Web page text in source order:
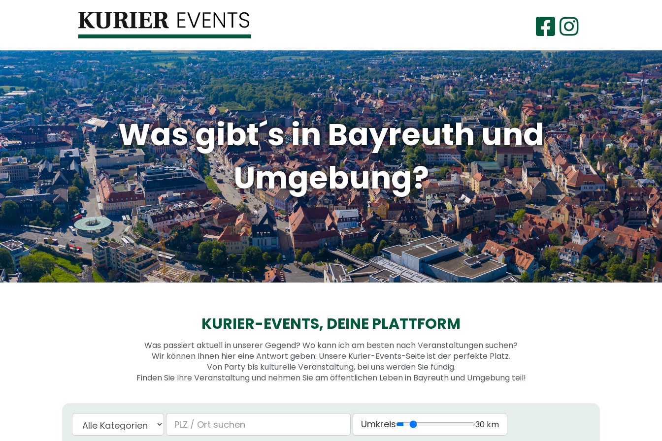
Was gibt´s in Bayreuth und
Umgebung?
KURIER-EVENTS, DEINE PLATTFORM
Was passiert aktuell in unserer Gegend? Wo kann ich am besten nach Veranstaltungen suchen?
Wir können Ihnen hier eine Antwort geben: Unsere Kurier-Events-Seite ist der perfekte Platz.
Von Party bis kulturelle Veranstaltung, bei uns werden Sie fündig.
Finden Sie Ihre Veranstaltung und nehmen Sie am öffentlichen Leben in Bayreuth und Umgebung teil!
Umkreis 30 km